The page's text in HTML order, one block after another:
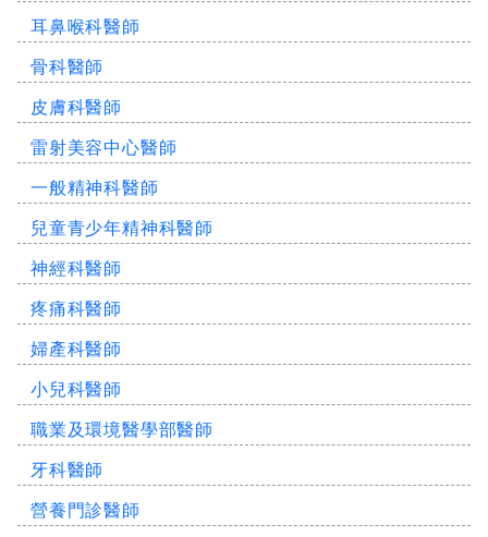
耳鼻喉科醫師
骨科醫師
皮膚科醫師
雷射美容中心醫師
一般精神科醫師
兒童青少年精神科醫師
神經科醫師
疼痛科醫師
婦產科醫師
小兒科醫師
職業及環境醫學部醫師
牙科醫師
營養門診醫師